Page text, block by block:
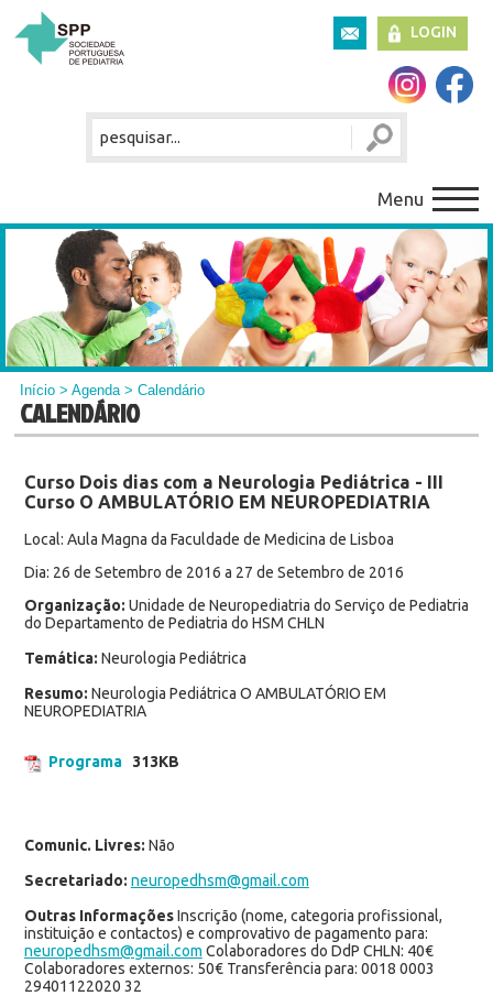
LOGIN
Menu
Início >Agenda> Calendário
CALENDÁRIO
Curso Dois dias com a Neurologia Pediátrica - III
Curso O AMBULATÓRIO EM NEUROPEDIATRIA
Local: Aula Magna da Faculdade de Medicina de Lisboa
Dia: 26 de Setembro de 2016 a 27 de Setembro de 2016
Organização: Unidade de Neuropediatria do Serviço de Pediatria
do Departamento de Pediatria do HSM CHLN
Temática: Neurologia Pediátrica
Resumo: Neurologia Pediátrica O AMBULATÓRIO EM
NEUROPEDIATRIA
Programa 313KB
Comunic. Livres: Não
Secretariado: neuropedhsm@gmail.com
Outras InformaçõesInscrição (nome, categoria profissional,
instituição e contactos) e comprovativo de pagamento para:
neuropedhsm@gmail.com Colaboradores do DdP CHLN: 40€
Colaboradores externos: 50€ Transferência para: 0018 0003
29401122020 32